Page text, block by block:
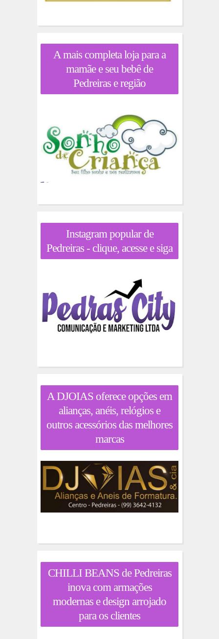
A mais completa loja para a
mamãe e seu bebê de
Pedreiras e região
Instagram popular de
Pedreiras - clique, acesse e siga
A DJOIAS oferece opções em
alianças, anéis, relógios e
outros acessórios das melhores
marcas
CHILLI BEANS de Pedreiras
inova com armações
modernas e design arrojado
para os clientes